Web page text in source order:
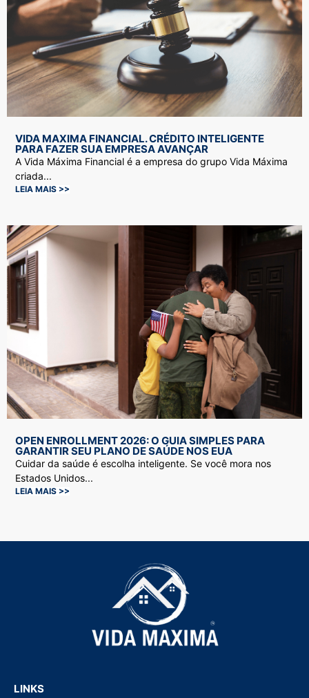
VIDA MAXIMA FINANCIAL. CRÉDITO INTELIGENTE
PARA FAZER SUA EMPRESA AVANÇAR
A Vida Máxima Financial é a empresa do grupo Vida Máxima
criada...
LEIA MAIS >>
OPEN ENROLLMENT 2026: O GUIA SIMPLES PARA
GARANTIR SEU PLANO DE SAÚDE NOS EUA
Cuidar da saúde é escolha inteligente. Se você mora nos
Estados Unidos...
LEIA MAIS >>
LINKS